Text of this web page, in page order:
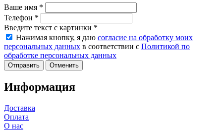
Ваше имя *
Телефон *
Введите текст с картинки *
Нажимая кнопку, я даю согласие на обработку моих
персональных данных в соответствии с Политикой по
обработке персональных данных
Отменить
Информация
Доставка
Оплата
О нас